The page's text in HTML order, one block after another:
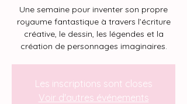
Une semaine pour inventer son propre
royaume fantastique à travers l’écriture
créative, le dessin, les légendes et la
création de personnages imaginaires.
Les inscriptions sont closes
Voir d'autres événements